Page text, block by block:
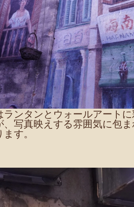
ランタンとウォールアート
、写真映えする雰囲気に包
ます。